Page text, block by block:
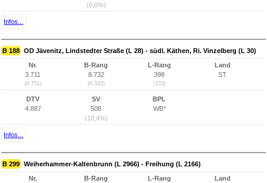
(6,0%)
Infos...
B 188 OD Jävenitz, Lindstedter Straße (L 28) - südl. Käthen, Ri. Vinzelberg (L 30)
Nr.
3.711
(9.751)
B-Rang
8.732
(6.332)
L-Rang
398
(333)
Land
ST
DTV
4.887
SV
508
(10,4%)
BPL
WB*
Infos...
B 299 Weiherhammer-Kaltenbrunn (L 2966) - Freihung (L 2166)
Nr.
B-Rang
L-Rang
Land